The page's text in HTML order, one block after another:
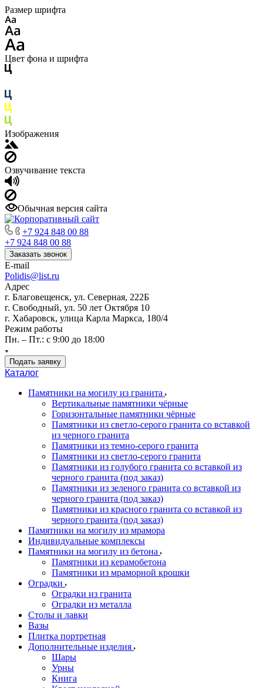
Размер шрифта
Цвет фона и шрифта
Изображения
Озвучивание текста
Обычная версия сайта
+7 924 848 00 88
+7 924 848 00 88
Заказать звонок
E-mail
Polidis@list.ru
Адрес
г. Благовещенск, ул. Северная, 222Б
г. Свободный, ул. 50 лет Октября 10
г. Хабаровск, улица Карла Маркса, 180/4
Режим работы
Пн. – Пт.: с 9:00 до 18:00
Подать заявку
Каталог
Памятники на могилу из гранита
Вертикальные памятники чёрные
Горизонтальные памятники чёрные
Памятники из светло-серого гранита со вставкой
из черного гранита
Памятники из темно-серого гранита
Памятники из светло-серого гранита
Памятники из голубого гранита со вставкой из
черного гранита (под заказ)
Памятники из зеленого гранита со вставкой из
черного гранита (под заказ)
Памятники из красного гранита со вставкой из
черного гранита (под заказ)
Памятники на могилу из мрамора
Индивидуальные комплексы
Памятники на могилу из бетона
Памятники из керамобетона
Памятники из мраморной крошки
Оградки
Оградки из гранита
Оградки из металла
Столы и лавки
Вазы
Плитка портретная
Дополнительные изделия
Шары
Урны
Книга